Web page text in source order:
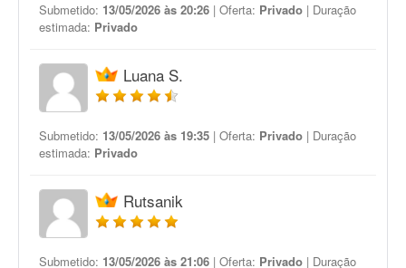
Submetido: 13/05/2026 às 20:26 | Oferta: Privado | Duração
estimada: Privado
Luana S.
Submetido: 13/05/2026 às 19:35 | Oferta: Privado | Duração
estimada: Privado
Rutsanik
Submetido: 13/05/2026 às 21:06 | Oferta: Privado | Duração